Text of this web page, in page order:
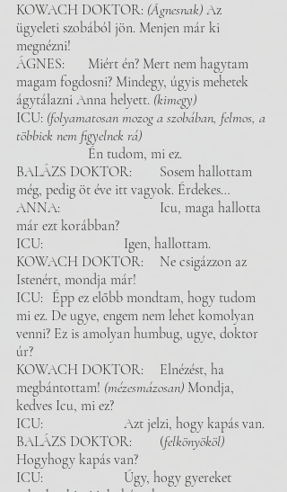
KOWACH DOKTOR: (Ágnesnak) Az
ügyeleti szobából jön. Menjen már ki
megnézni!
ÁGNES:	Miért én? Mert nem hagytam
magam fogdosni? Mindegy, úgyis mehetek
ágytálazni Anna helyett. (kimegy)
ICU: (folyamatosan mozog a szobában, felmos, a
többiek nem figyelnek rá)
		Én tudom, mi ez.
BALÁZS DOKTOR: 	Sosem hallottam
még, pedig öt éve itt vagyok. Érdekes…
ANNA: 			Icu, maga hallotta
már ezt korábban?
ICU: 			Igen, hallottam.
KOWACH DOKTOR:	Ne csigázzon az
Istenért, mondja már!
ICU: 	Épp ez előbb mondtam, hogy tudom
mi ez. De ugye, engem nem lehet komolyan
venni? Ez is amolyan humbug, ugye, doktor
úr?
KOWACH DOKTOR: 	Elnézést, ha
megbántottam! (mézesmázosan) Mondja,
kedves Icu, mi ez?
ICU: 			Azt jelzi, hogy kapás van.
BALÁZS DOKTOR: 	(felkönyököl)
Hogyhogy kapás van?
ICU: 			Úgy, hogy gyereket